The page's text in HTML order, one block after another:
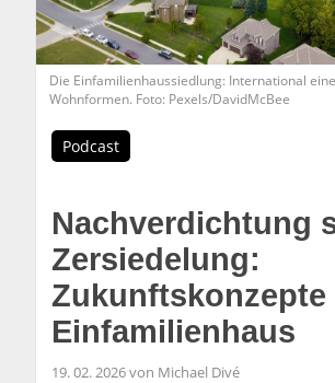
Die Einfamilienhaussiedlung: International
Wohnformen. Foto: Pexels/DavidMcBee
Podcast
Nachverdichtung
Zersiedelung:
Zukunftskonzepte
Einfamilienhaus
19. 02. 2026 von Michael Divé